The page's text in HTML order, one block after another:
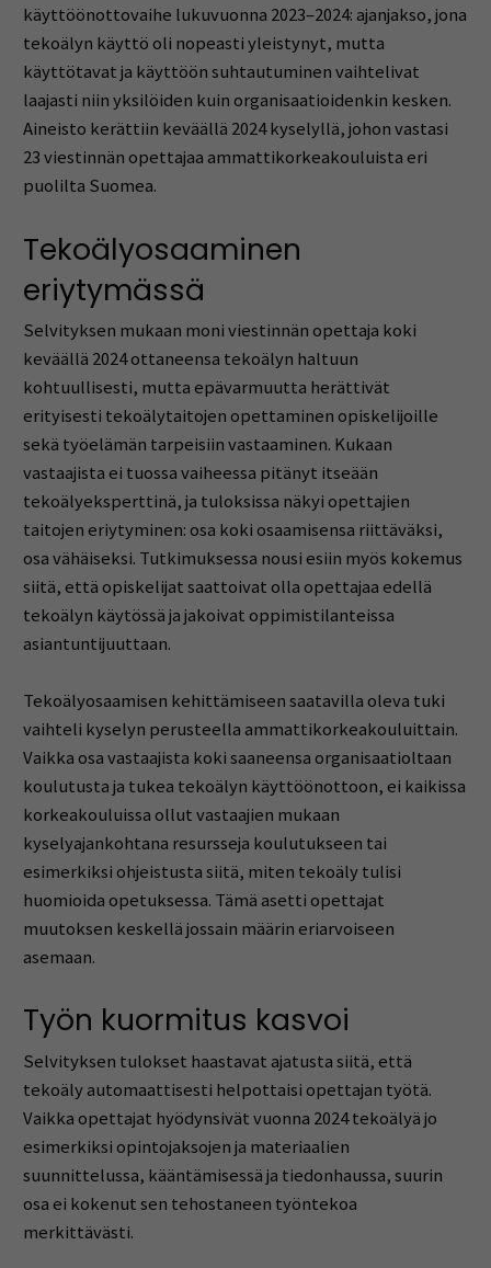
käyttöönottovaihe lukuvuonna 2023–2024: ajanjakso, jona
tekoälyn käyttö oli nopeasti yleistynyt, mutta
käyttötavat ja käyttöön suhtautuminen vaihtelivat
laajasti niin yksilöiden kuin organisaatioidenkin kesken.
Aineisto kerättiin keväällä 2024 kyselyllä, johon vastasi
23 viestinnän opettajaa ammattikorkeakouluista eri
puolilta Suomea.
Tekoälyosaaminen
eriytymässä
Selvityksen mukaan moni viestinnän opettaja koki
keväällä 2024 ottaneensa tekoälyn haltuun
kohtuullisesti, mutta epävarmuutta herättivät
erityisesti tekoälytaitojen opettaminen opiskelijoille
sekä työelämän tarpeisiin vastaaminen. Kukaan
vastaajista ei tuossa vaiheessa pitänyt itseään
tekoälyeksperttinä, ja tuloksissa näkyi opettajien
taitojen eriytyminen: osa koki osaamisensa riittäväksi,
osa vähäiseksi. Tutkimuksessa nousi esiin myös kokemus
siitä, että opiskelijat saattoivat olla opettajaa edellä
tekoälyn käytössä ja jakoivat oppimistilanteissa
asiantuntijuuttaan.
Tekoälyosaamisen kehittämiseen saatavilla oleva tuki
vaihteli kyselyn perusteella ammattikorkeakouluittain.
Vaikka osa vastaajista koki saaneensa organisaatioltaan
koulutusta ja tukea tekoälyn käyttöönottoon, ei kaikissa
korkeakouluissa ollut vastaajien mukaan
kyselyajankohtana resursseja koulutukseen tai
esimerkiksi ohjeistusta siitä, miten tekoäly tulisi
huomioida opetuksessa. Tämä asetti opettajat
muutoksen keskellä jossain määrin eriarvoiseen
asemaan.
Työn kuormitus kasvoi
Selvityksen tulokset haastavat ajatusta siitä, että
tekoäly automaattisesti helpottaisi opettajan työtä.
Vaikka opettajat hyödynsivät vuonna 2024 tekoälyä jo
esimerkiksi opintojaksojen ja materiaalien
suunnittelussa, kääntämisessä ja tiedonhaussa, suurin
osa ei kokenut sen tehostaneen työntekoa
merkittävästi.